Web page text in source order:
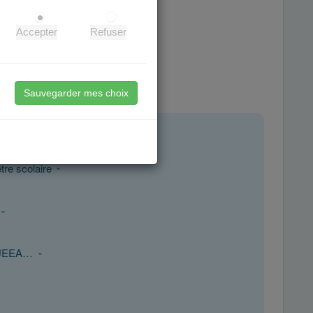
à Grenoble.
scolaire
Accepter Refuser
Sauvegarder mes choix